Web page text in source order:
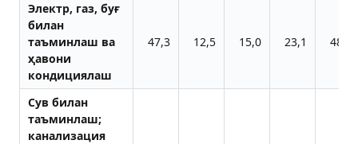
Электр, газ, буғ
билан
таъминлаш ва
ҳавони
кондициялаш
47,3 12,5 15,0 23,1 48,1
Сув билан
таъминлаш;
канализация